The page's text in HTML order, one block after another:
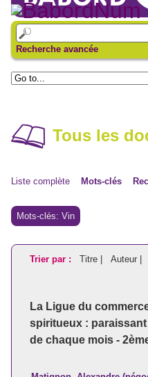
Recherche avancée
Tous les
Liste complète Mots-clés
Mots-clés: Vin
Trier par : Titre | Auteur |
La Ligue du
spiritueux : paraissant
de chaque mois -